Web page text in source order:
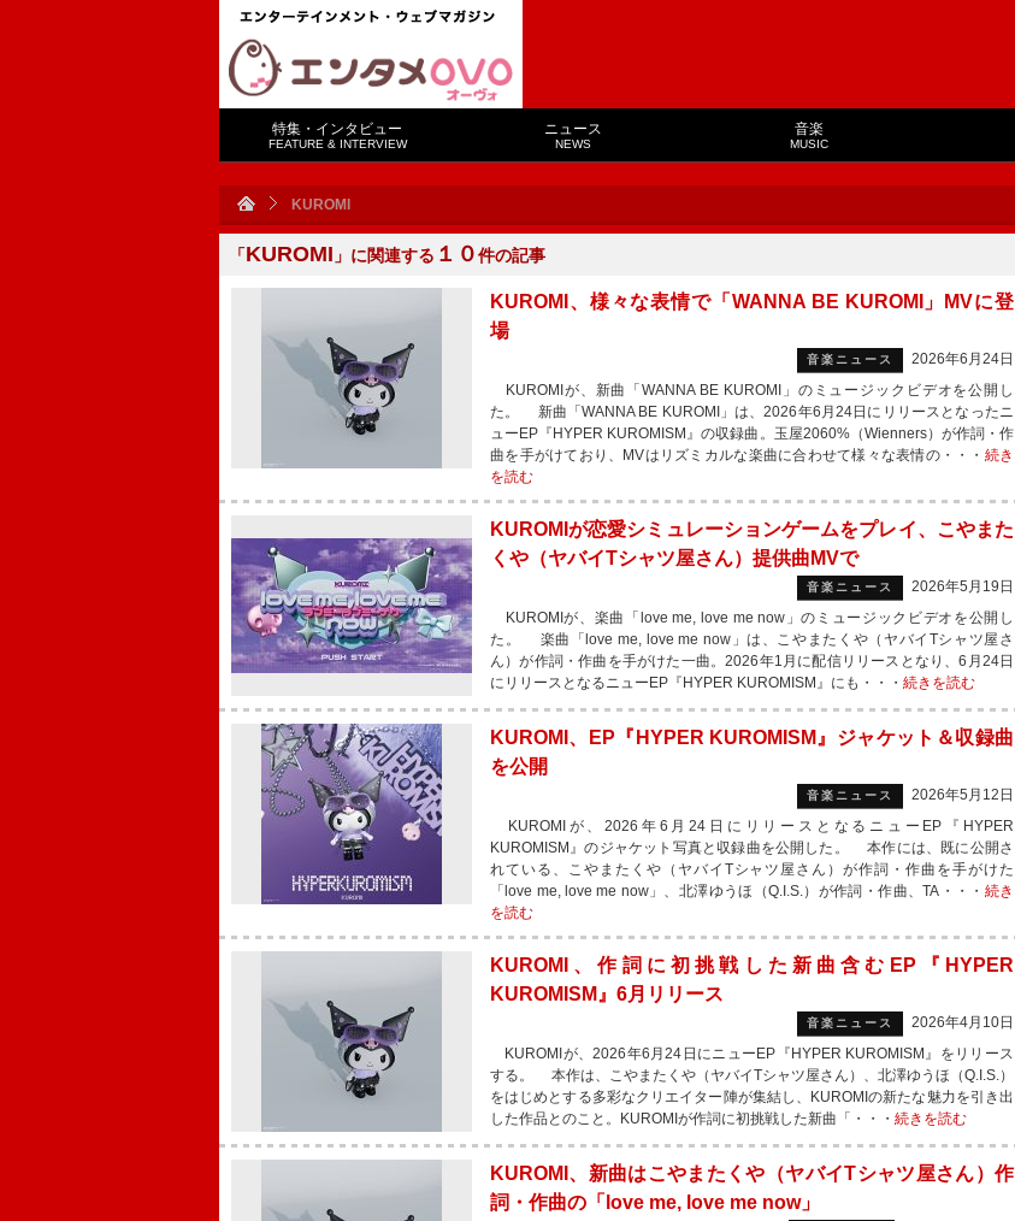
特集・インタビュー
FEATURE & INTERVIEW
ニュース
NEWS
音楽
MUSIC
KUROMI
「KUROMI 」に関連する １０件の記事
KUROMI、様々な表情で「WANNA BE KUROMI」MVに登
場
音楽ニュース
2026年6月24日
KUROMIが、新曲「WANNA BE KUROMI」のミュージックビデオを公開し
た。 新曲「WANNA BE KUROMI」は、2026年6月24日にリリースとなったニ
ューEP『HYPER KUROMISM』の収録曲。玉屋2060%（Wienners）が作詞・作
曲を手がけており、MVはリズミカルな楽曲に合わせて様々な表情の・・・ 続き
を読む
KUROMIが恋愛シミュレーションゲームをプレイ、こやまた
くや（ヤバイTシャツ屋さん）提供曲MVで
音楽ニュース
2026年5月19日
KUROMIが、楽曲「love me, love me now」のミュージックビデオを公開し
た。 楽曲「love me, love me now」は、こやまたくや（ヤバイTシャツ屋さ
ん）が作詞・作曲を手がけた一曲。2026年1月に配信リリースとなり、6月24日
にリリースとなるニューEP『HYPER KUROMISM』にも・・・ 続きを読む
KUROMI、EP『HYPER KUROMISM』ジャケット＆収録曲
を公開
音楽ニュース
2026年5月12日
KUROMIが、2026年6月24日にリリースとなるニューEP『HYPER
KUROMISM』のジャケット写真と収録曲を公開した。 本作には、既に公開さ
れている、こやまたくや（ヤバイTシャツ屋さん）が作詞・作曲を手がけた
「love me, love me now」、北澤ゆうほ（Q.I.S.）が作詞・作曲、TA・・・ 続き
を読む
KUROMI、作詞に初挑戦した新曲含むEP『HYPER
KUROMISM』6月リリース
音楽ニュース
2026年4月10日
KUROMIが、2026年6月24日にニューEP『HYPER KUROMISM』をリリース
する。 本作は、こやまたくや（ヤバイTシャツ屋さん）、北澤ゆうほ（Q.I.S.）
をはじめとする多彩なクリエイター陣が集結し、KUROMIの新たな魅力を引き出
した作品とのこと。KUROMIが作詞に初挑戦した新曲「・・・ 続きを読む
KUROMI、新曲はこやまたくや（ヤバイTシャツ屋さん）作
詞・作曲の「love me, love me now」